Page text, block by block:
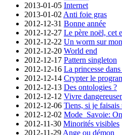
2013-01-05 Internet
2013-01-02 Anti foie gras
2012-12-31 Bonne année
2012-12-27 Le père noël, cet
2012-12-22 Un worm sur
2012-12-20 World end
2012-12-17 Pattern singleton
2012-12-16 La princesse
2012-12-14 Crypter le
2012-12-13 Des ontologies ?
2012-12-12 Vivre
2012-12-06 Tiens, si je faisais
2012-12-02 Mode_Savoie: On
2012-11-30 Minorités visibles
2012-11-29 Ange ou démon